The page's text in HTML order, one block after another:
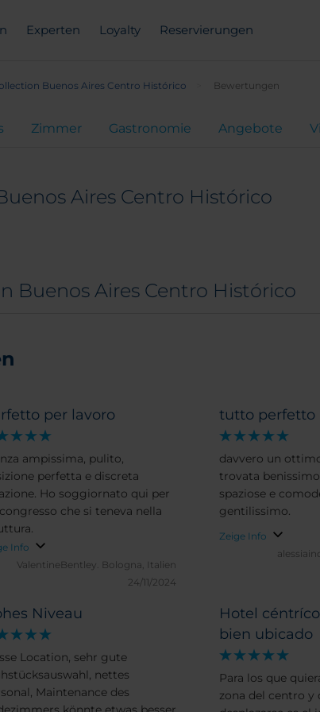
Experten Loyalty Reservierungen
Buenos Aires Centro Histórico Bewertungen
Zimmer Gastronomie Angebote
Aires Centro Histórico
Buenos Aires Centro Histórico
Niveau
Location, sehr gute
nettes
Maintenance des
Hotel
bien ubicado
Para los que
zona del centro y
per lavoro
ampissima, pulito,
perfetta e discreta
Ho soggiornato qui per
che si teneva nella
Info
ValentineBentley. Bologna, Italien
24/11/2024
tutto perfetto
davvero un
trovata
spaziose e
gentilissimo.
Zeige Info